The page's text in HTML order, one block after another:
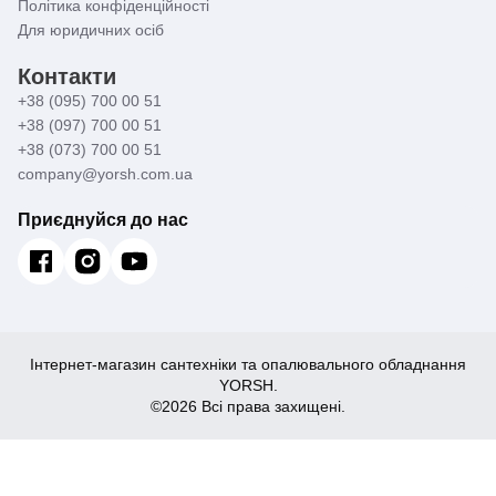
Політика конфіденційності
Для юридичних осіб
Контакти
+38 (095) 700 00 51
+38 (097) 700 00 51
+38 (073) 700 00 51
company@yorsh.com.ua
Приєднуйся до нас
Інтернет-магазин сантехніки та опалювального обладнання
YORSH.
©2026 Всі права захищені.